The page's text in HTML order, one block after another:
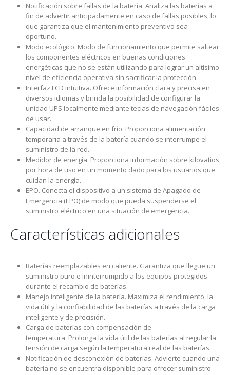
Notificación sobre fallas de la batería. Analiza las baterías a
fin de advertir anticipadamente en caso de fallas posibles, lo
que garantiza que el mantenimiento preventivo sea
oportuno.
Modo ecológico. Modo de funcionamiento que permite saltear
los componentes eléctricos en buenas condiciones
energéticas que no se están utilizando para lograr un altísimo
nivel de eficiencia operativa sin sacrificar la protección.
Interfaz LCD intuitiva. Ofrece información clara y precisa en
diversos idiomas y brinda la posibilidad de configurar la
unidad UPS localmente mediante teclas de navegación fáciles
de usar.
Capacidad de arranque en frío. Proporciona alimentación
temporaria a través de la batería cuando se interrumpe el
suministro de la red.
Medidor de energía. Proporciona información sobre kilovatios
por hora de uso en un momento dado para los usuarios que
cuidan la energía.
EPO. Conecta el dispositivo a un sistema de Apagado de
Emergencia (EPO) de modo que pueda suspenderse el
suministro eléctrico en una situación de emergencia.
Características adicionales
Baterías reemplazables en caliente. Garantiza que llegue un
suministro puro e ininterrumpido a los equipos protegidos
durante el recambio de baterías.
Manejo inteligente de la batería. Maximiza el rendimiento, la
vida útil y la confiabilidad de las baterías a través de la carga
inteligente y de precisión.
Carga de baterías con compensación de
temperatura. Prolonga la vida útil de las baterías al regular la
tensión de carga según la temperatura real de las baterías.
Notificación de desconexión de baterías. Advierte cuando una
batería no se encuentra disponible para ofrecer suministro